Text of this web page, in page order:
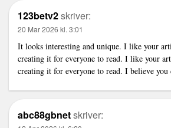
123betv2skriver:
20 Mar 2026 kl. 3:01
It looks interesting and unique. I like your
creating it for everyone to read. I like your
creating it for everyone to read. I believe
abc88gbnetskriver: